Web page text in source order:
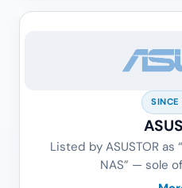
Listed by ASUSTOR as
NAS” — sole